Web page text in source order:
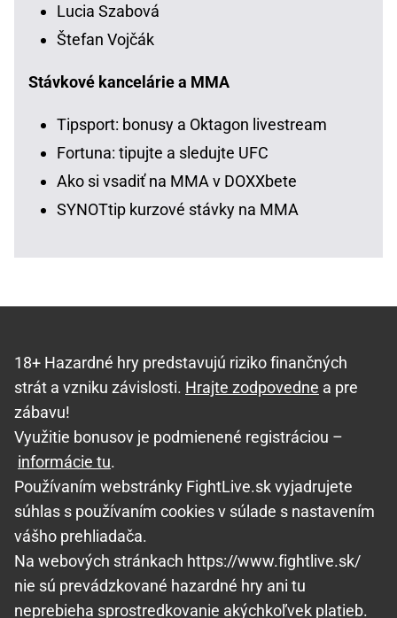
Lucia Szabová
Štefan Vojčák
Stávkové kancelárie a MMA
Tipsport: bonusy a Oktagon livestream
Fortuna: tipujte a sledujte UFC
Ako si vsadiť na MMA v DOXXbete
SYNOTtip kurzové stávky na MMA
18+ Hazardné hry predstavujú riziko finančných
strát a vzniku závislosti. Hrajte zodpovedne a pre
zábavu!
Využitie bonusov je podmienené registráciou –
informácie tu.
Používaním webstránky FightLive.sk vyjadrujete
súhlas s používaním cookies v súlade s nastavením
vášho prehliadača.
Na webových stránkach https://www.fightlive.sk/
nie sú prevádzkované hazardné hry ani tu
neprebieha sprostredkovanie akýchkoľvek platieb.